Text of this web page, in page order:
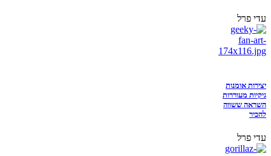
עדי פרל
יצירות אומנות
גיקיות מעוררות
השראה ששווה
להכיר
עדי פרל